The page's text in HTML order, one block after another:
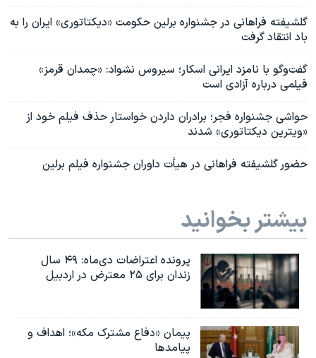
گلشیفته فراهانی در جشنواره برلین حکومت «دیکتاتوری» ایران را به
باد انتقاد گرفت
گفت‌وگو با نامزد ایرانی اسکار؛ سیروس نشواد: «چمدان قرمز»
فیلمی درباره آزادی است
حواشی جشنواره فجر؛ برادران داردن خواستار حذف فیلم خود از
«ویترین دیکتاتوری» شدند
حضور گلشیفته فراهانی در هیأت داوران جشنواره فیلم برلین
بیشتر بخوانید
پرونده اعتراضات دی‌ماه: ۴۹ سال
زندان برای ۲۵ معترض در اردبیل
پیمان «دفاع مشترک مکه»؛ اهداف و
پیامدها